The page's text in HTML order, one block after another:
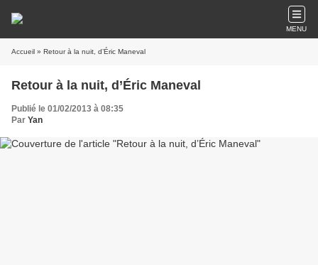
MENU
Accueil » Retour à la nuit, d’Éric Maneval
Retour à la nuit, d’Éric Maneval
Publié le 01/02/2013 à 08:35
Par Yan